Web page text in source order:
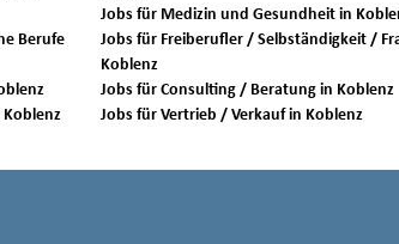
Berufe
/ Techniker in Koblenz
/ TK / Software-Entwicklung in Koblenz
Jobs für Medizin und Gesundheit
Jobs für Freiberufler / Selbständigkeit /
Koblenz
Jobs für Consulting / Beratung in Koblenz
Jobs für Vertrieb / Verkauf in Koblenz